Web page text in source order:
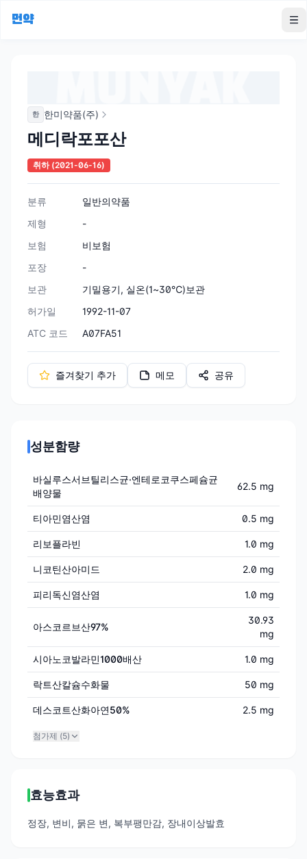
먼약
한 한미약품(주)
메디락포포산
취하(2021-06-16)
분류
일반의약품
제형
-
보험
비보험
포장
-
보관
기밀용기, 실온(1~30℃)보관
허가일
1992-11-07
ATC 코드
A07FA51
즐겨찾기 추가 메모 공유
성분함량
바실루스서브틸리스균·엔테로코쿠스페슘균
배양물
62.5 mg
티아민염산염 0.5 mg
리보플라빈 1.0 mg
니코틴산아미드 2.0 mg
피리독신염산염 1.0 mg
아스코르브산97%
30.93
mg
시아노코발라민1000배산 1.0 mg
락트산칼슘수화물 50 mg
데스코트산화아연50% 2.5 mg
첨가제 (5)
효능효과
정장, 변비, 묽은 변, 복부팽만감, 장내이상발효